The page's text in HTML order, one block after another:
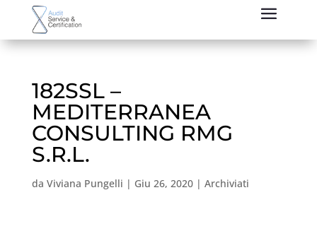
182SSL –
MEDITERRANEA
CONSULTING RMG
S.R.L.
da Viviana Pungelli | Giu 26, 2020| Archiviati